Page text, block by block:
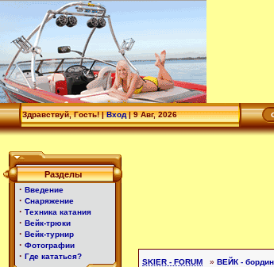
Здравствуй, Гость! |Вход|9 Авг, 2026
Разделы
· Введение
· Снаряжение
· Техника катания
· Вейк-трюки
· Вейк-турнир
· Фотографии
· Где кататься?
SKIER - FORUM » ВЕЙК -